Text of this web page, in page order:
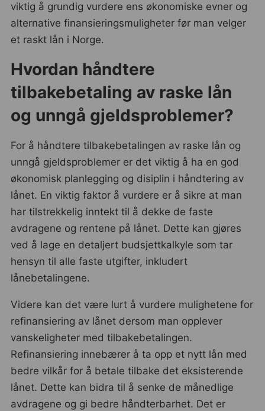
viktig å grundig vurdere ens økonomiske evner og
alternative finansieringsmuligheter før man velger
et raskt lån i Norge.
Hvordan håndtere
tilbakebetaling av raske lån
og unngå gjeldsproblemer?
For å håndtere tilbakebetalingen av raske lån og
unngå gjeldsproblemer er det viktig å ha en god
økonomisk planlegging og disiplin i håndtering av
lånet. En viktig faktor å vurdere er å sikre at man
har tilstrekkelig inntekt til å dekke de faste
avdragene og rentene på lånet. Dette kan gjøres
ved å lage en detaljert budsjettkalkyle som tar
hensyn til alle faste utgifter, inkludert
lånebetalingene.
Videre kan det være lurt å vurdere mulighetene for
refinansiering av lånet dersom man opplever
vanskeligheter med tilbakebetalingen.
Refinansiering innebærer å ta opp et nytt lån med
bedre vilkår for å betale tilbake det eksisterende
lånet. Dette kan bidra til å senke de månedlige
avdragene og gi bedre håndterbarhet. Det er